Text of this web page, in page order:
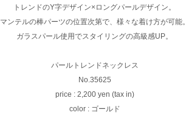
トレンドのY字デザイン×ロングパールデザイン。
マンテルの棒パーツの位置次第で、様々な着け方が可能。
ガラスパール使用でスタイリングの高級感UP。
パールトレンドネックレス
No.35625
price : 2,200 yen (tax in)
color : ゴールド